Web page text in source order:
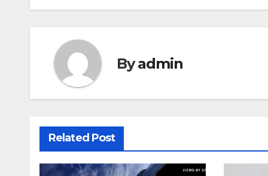
Byadmin
Related Post